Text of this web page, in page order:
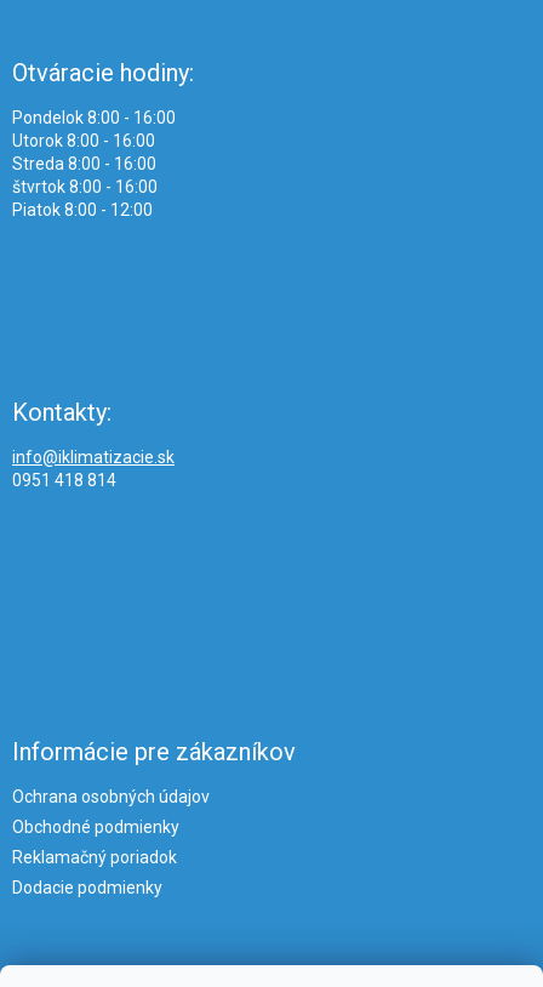
Otváracie hodiny:
Pondelok 8:00 - 16:00
Utorok 8:00 - 16:00
Streda 8:00 - 16:00
štvrtok 8:00 - 16:00
Piatok 8:00 - 12:00
Kontakty:
info@iklimatizacie.sk
0951 418 814
Informácie pre zákazníkov
Ochrana osobných údajov
Obchodné podmienky
Reklamačný poriadok
Dodacie podmienky